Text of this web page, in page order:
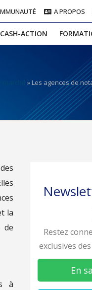
ACTION
A PROPOS
»Les agences de
la
de
à
Restez
exclusives
En